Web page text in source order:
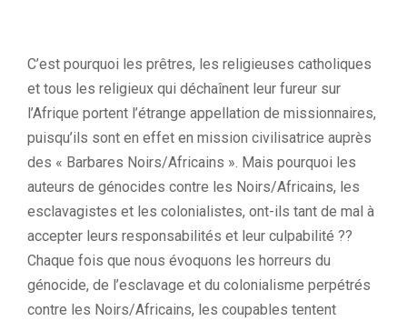
C’est pourquoi les prêtres, les religieuses catholiques
et tous les religieux qui déchaînent leur fureur sur
l’Afrique portent l’étrange appellation de missionnaires,
puisqu’ils sont en effet en mission civilisatrice auprès
des « Barbares Noirs/Africains ». Mais pourquoi les
auteurs de génocides contre les Noirs/Africains, les
esclavagistes et les colonialistes, ont-ils tant de mal à
accepter leurs responsabilités et leur culpabilité ??
Chaque fois que nous évoquons les horreurs du
génocide, de l’esclavage et du colonialisme perpétrés
contre les Noirs/Africains, les coupables tentent